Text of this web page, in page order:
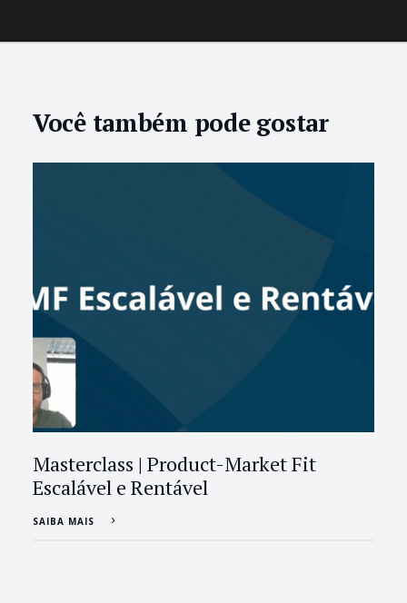
Você também pode gostar
Masterclass | Product-Market Fit
Escalável e Rentável
SAIBA MAIS